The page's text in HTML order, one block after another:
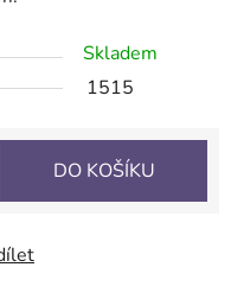
Skladem
1515
DO KOŠÍKU